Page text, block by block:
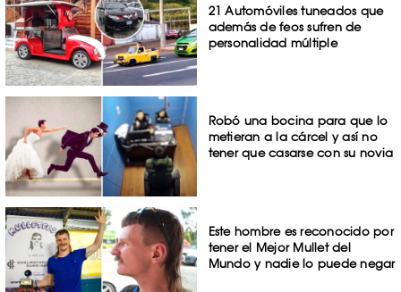
21 Automóviles tuneados que
además de feos sufren de
personalidad múltiple
Robó una bocina para que lo
metieran a la cárcel y así no
tener que casarse con su novia
Este hombre es reconocido por
tener el Mejor Mullet del
Mundo y nadie lo puede negar